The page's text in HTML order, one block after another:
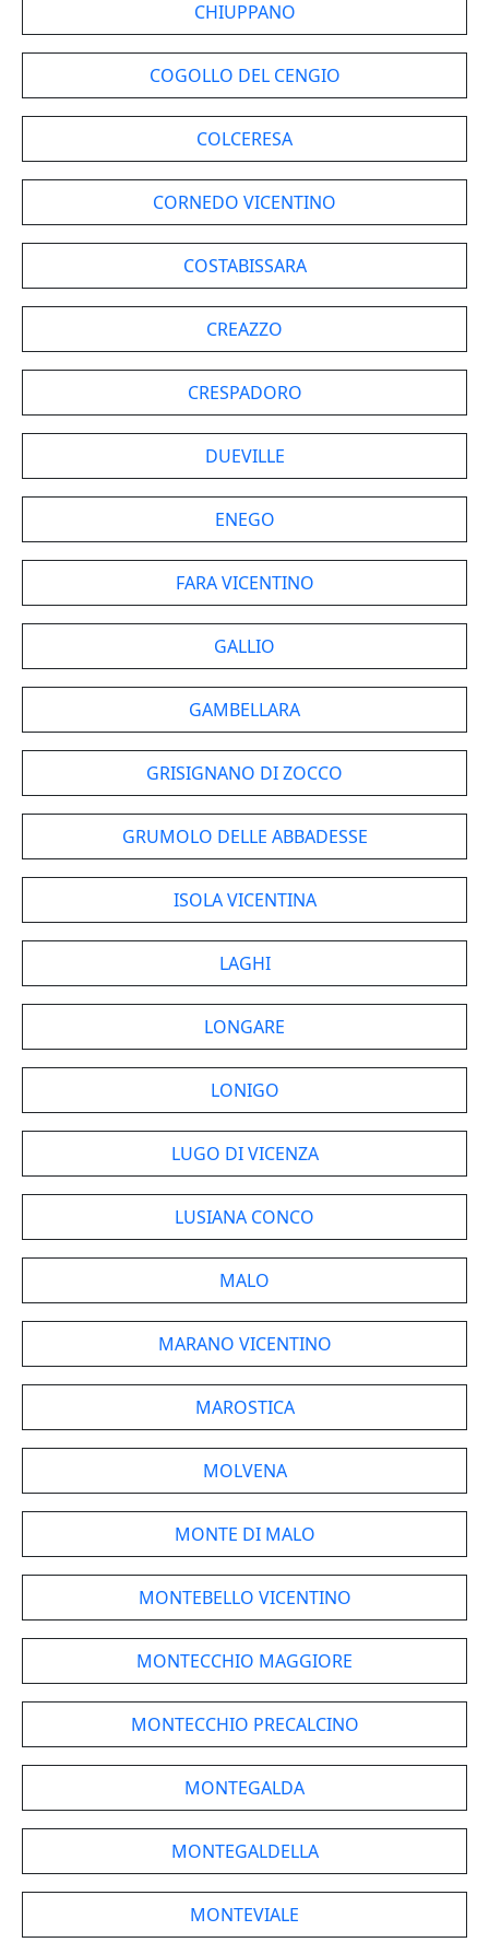
CHIUPPANO
COGOLLO DEL CENGIO
COLCERESA
CORNEDO VICENTINO
COSTABISSARA
CREAZZO
CRESPADORO
DUEVILLE
ENEGO
FARA VICENTINO
GALLIO
GAMBELLARA
GRISIGNANO DI ZOCCO
GRUMOLO DELLE ABBADESSE
ISOLA VICENTINA
LAGHI
LONGARE
LONIGO
LUGO DI VICENZA
LUSIANA CONCO
MALO
MARANO VICENTINO
MAROSTICA
MOLVENA
MONTE DI MALO
MONTEBELLO VICENTINO
MONTECCHIO MAGGIORE
MONTECCHIO PRECALCINO
MONTEGALDA
MONTEGALDELLA
MONTEVIALE